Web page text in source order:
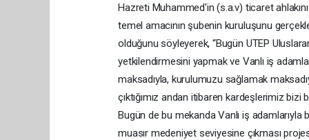
Hazreti Muhammed'in (s.a.v) ticaret
temel amacının şubenin kuruluşunu
olduğunu söyleyerek, “Bugün UTEP
yetkilendirmesini yapmak ve Vanlı iş
maksadıyla, kurulumuzu sağlamak
çıktığımız andan itibaren kardeşlerimiz
Bugün de bu mekanda Vanlı iş
muasır medeniyet seviyesine çıkması